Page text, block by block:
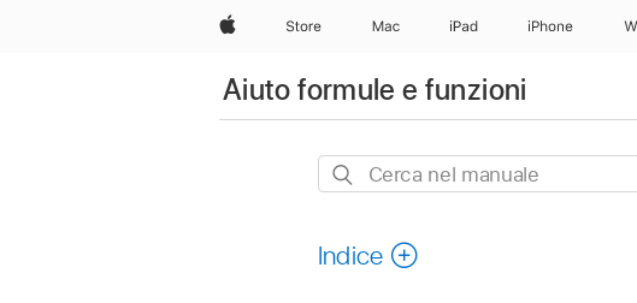
AppleStore Mac iPad iPhone
Aiuto formule e funzioni
Cerca
Indice